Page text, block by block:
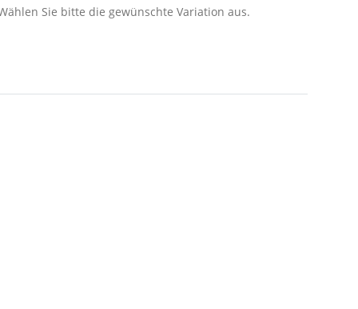
Sie bitte die gewünschte Variation aus.